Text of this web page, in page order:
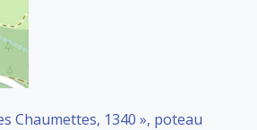
Chaumettes, 1340 », poteau